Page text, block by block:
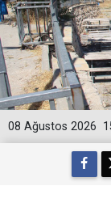
08 Ağustos 2026